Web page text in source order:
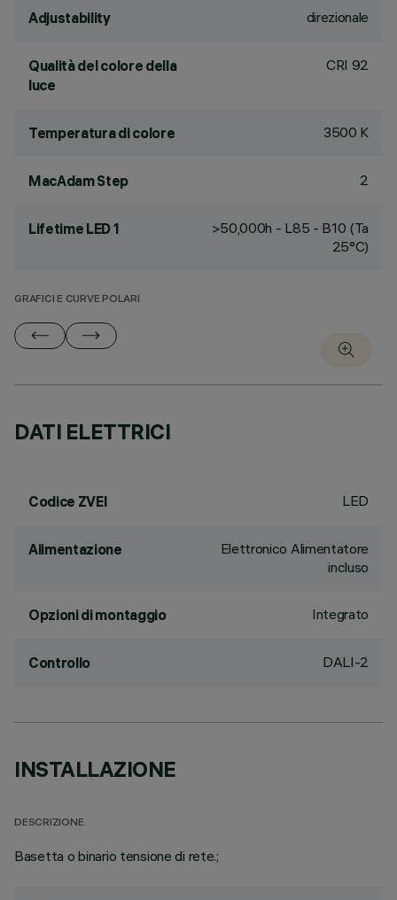
Adjustability direzionale
Qualità del colore della
luce
CRI 92
Temperatura di colore 3500 K
MacAdam Step 2
Lifetime LED 1
>50,000h - L85 - B10 (Ta
25°C)
GRAFICI E CURVE POLARI
DATI ELETTRICI
Codice ZVEI LED
Alimentazione
Elettronico Alimentatore
incluso
Opzioni di montaggio Integrato
Controllo DALI-2
INSTALLAZIONE
DESCRIZIONE
Basetta o binario tensione di rete.;